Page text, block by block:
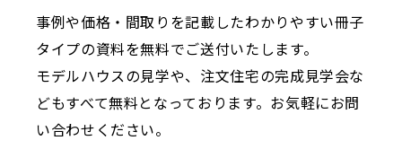
事例や価格・間取りを記載したわかりやすい冊子
タイプの資料を無料でご送付いたします。
モデルハウスの見学や、注文住宅の完成見学会な
どもすべて無料となっております。お気軽にお問
い合わせください。